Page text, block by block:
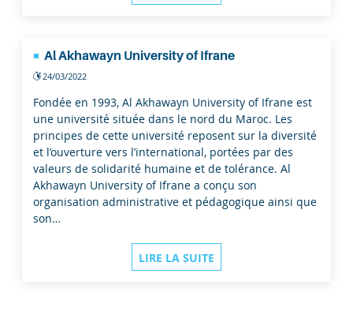
Al Akhawayn University of Ifrane
24/03/2022
Fondée en 1993, Al Akhawayn University of Ifrane est
une université située dans le nord du Maroc. Les
principes de cette université reposent sur la diversité
et l’ouverture vers l’international, portées par des
valeurs de solidarité humaine et de tolérance. Al
Akhawayn University of Ifrane a conçu son
organisation administrative et pédagogique ainsi que
son…
LIRE LA SUITE